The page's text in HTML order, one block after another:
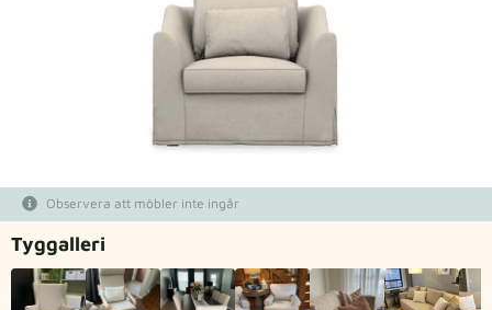
Tygprover
Beställ din provbit
Observera att möbler inte ingår
Tyg­galleri